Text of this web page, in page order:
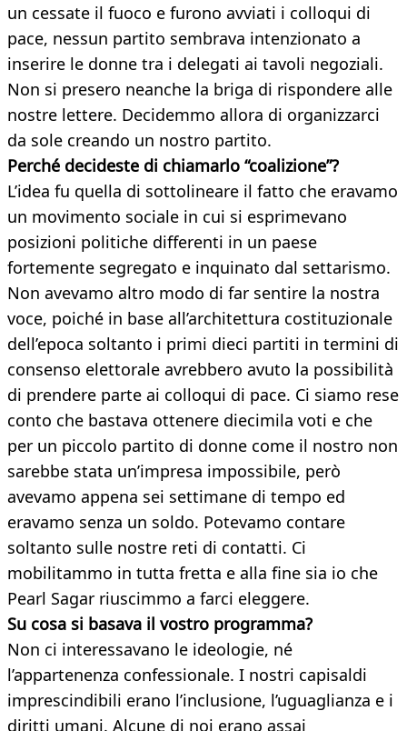
un cessate il fuoco e furono avviati i colloqui di
pace, nessun partito sembrava intenzionato a
inserire le donne tra i delegati ai tavoli negoziali.
Non si presero neanche la briga di rispondere alle
nostre lettere. Decidemmo allora di organizzarci
da sole creando un nostro partito.
Perché decideste di chiamarlo “coalizione”?
L’idea fu quella di sottolineare il fatto che eravamo
un movimento sociale in cui si esprimevano
posizioni politiche differenti in un paese
fortemente segregato e inquinato dal settarismo.
Non avevamo altro modo di far sentire la nostra
voce, poiché in base all’architettura costituzionale
dell’epoca soltanto i primi dieci partiti in termini di
consenso elettorale avrebbero avuto la possibilità
di prendere parte ai colloqui di pace. Ci siamo rese
conto che bastava ottenere diecimila voti e che
per un piccolo partito di donne come il nostro non
sarebbe stata un’impresa impossibile, però
avevamo appena sei settimane di tempo ed
eravamo senza un soldo. Potevamo contare
soltanto sulle nostre reti di contatti. Ci
mobilitammo in tutta fretta e alla fine sia io che
Pearl Sagar riuscimmo a farci eleggere.
Su cosa si basava il vostro programma?
Non ci interessavano le ideologie, né
l’appartenenza confessionale. I nostri capisaldi
imprescindibili erano l’inclusione, l’uguaglianza e i
diritti umani. Alcune di noi erano assai